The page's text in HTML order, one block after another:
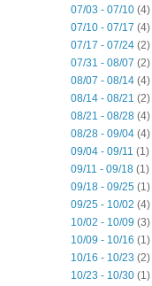
07/03 - 07/10 (4)
07/10 - 07/17 (4)
07/17 - 07/24 (2)
07/31 - 08/07 (2)
08/07 - 08/14 (4)
08/14 - 08/21 (2)
08/21 - 08/28 (4)
08/28 - 09/04 (4)
09/04 - 09/11 (1)
09/11 - 09/18 (1)
09/18 - 09/25 (1)
09/25 - 10/02 (4)
10/02 - 10/09 (3)
10/09 - 10/16 (1)
10/16 - 10/23 (2)
10/23 - 10/30 (1)